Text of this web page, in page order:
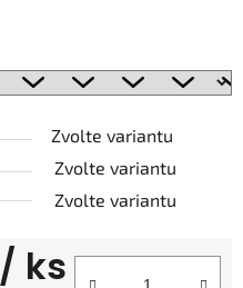
Zvolte variantu
Zvolte variantu
Zvolte variantu
/ ks